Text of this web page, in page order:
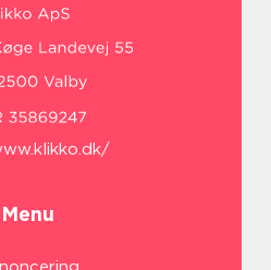
Menu